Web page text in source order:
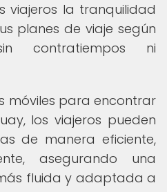
viajeros la tranquilidad
planes de viaje según
contratiempos ni
móviles para encontrar
los viajeros pueden
de manera eficiente,
asegurando una
fluida y adaptada a